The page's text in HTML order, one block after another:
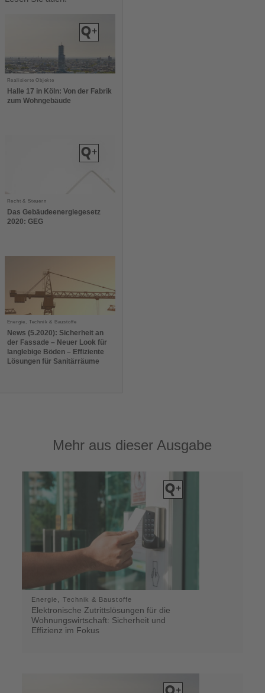
Realisierte Objekte
Halle 17 in Köln: Von der Fabrik
zum Wohngebäude
Recht & Steuern
Das Gebäudeenergiegesetz
2020: GEG
Energie, Technik & Baustoffe
News (5.2020): Sicherheit an
der Fassade – Neuer Look für
langlebige Böden – Effiziente
Lösungen für Sanitärräume
Mehr aus dieser Ausgabe
Energie, Technik & Baustoffe
Elektronische Zutrittslösungen für die
Wohnungswirtschaft: Sicherheit und
Effizienz im Fokus